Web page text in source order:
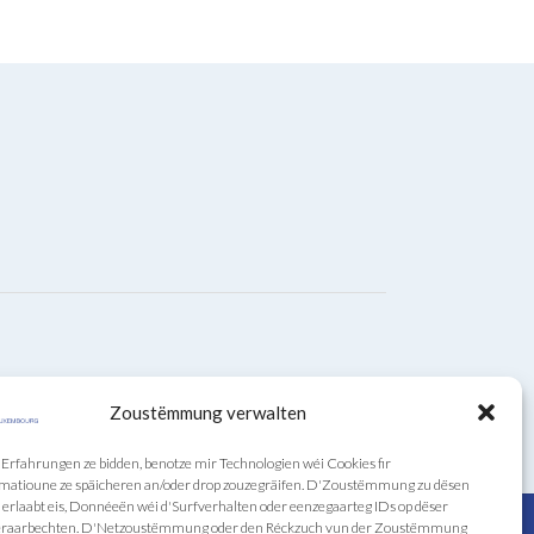
Zoustëmmung verwalten
ze bidden, benotze mir Technologien wéi Cookies fir
ze späicheren an/oder drop zouzegräifen. D'Zoustëmmung zu dësen
eis, Donnéeën wéi d'Surfverhalten oder eenzegaarteg IDs op dëser
D'Netzoustëmmung oder den Réckzuch vun der Zoustëmmung